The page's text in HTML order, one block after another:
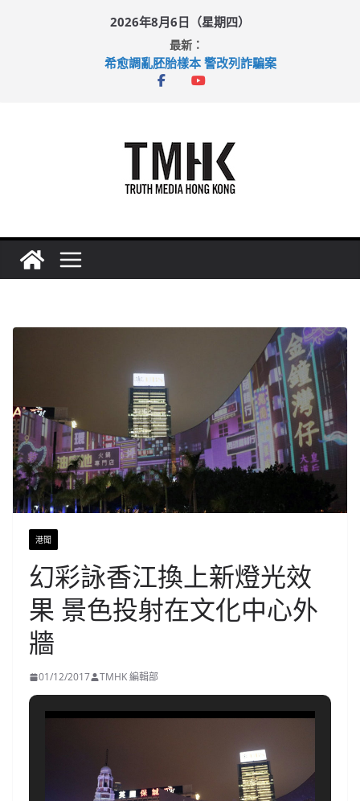
2026年8月6日（星期四）
最新：
希愈調亂胚胎樣本 警改列詐騙案
足球盛會次場激戰 祖雲達斯挫車路士
港聞
幻彩詠香江換上新燈光效
果 景色投射在文化中心外
牆
01/12/2017 TMHK 編輯部